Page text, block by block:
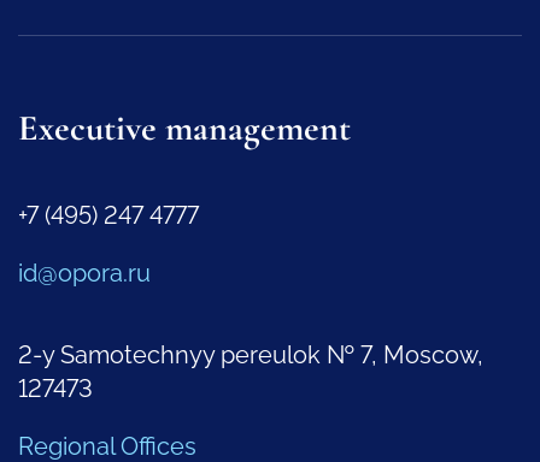
Executive management
+7 (495) 247 4777
id@opora.ru
2-y Samotechnyy pereulok № 7, Moscow,
127473
Regional Offices